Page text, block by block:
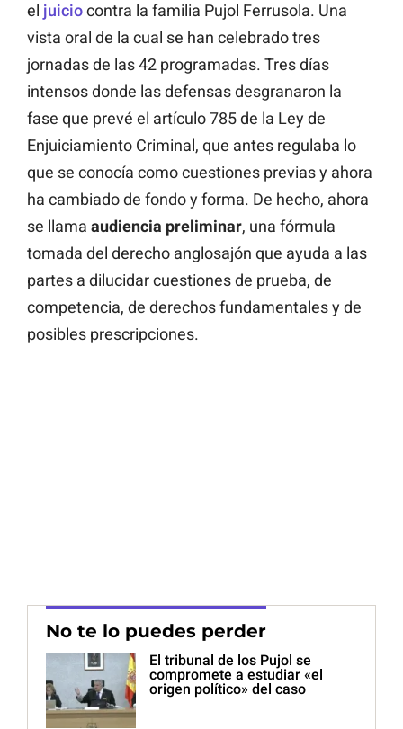
el juiciocontra la familia Pujol Ferrusola. Una
vista oral de la cual se han celebrado tres
jornadas de las 42 programadas. Tres días
intensos donde las defensas desgranaron la
fase que prevé el artículo 785 de la Ley de
Enjuiciamiento Criminal, que antes regulaba lo
que se conocía como cuestiones previas y ahora
ha cambiado de fondo y forma. De hecho, ahora
se llama audiencia preliminar, una fórmula
tomada del derecho anglosajón que ayuda a las
partes a dilucidar cuestiones de prueba, de
competencia, de derechos fundamentales y de
posibles prescripciones.
No te lo puedes perder
El tribunal de los Pujol se
compromete a estudiar «el
origen político» del caso